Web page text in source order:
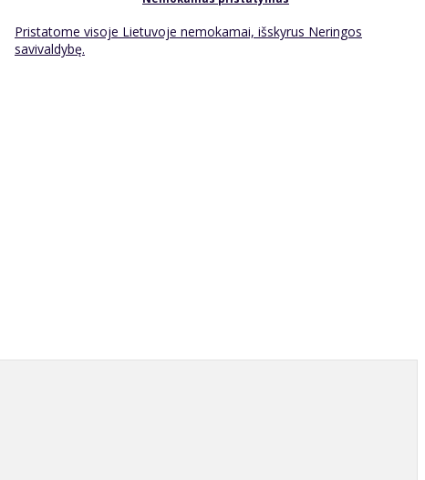
Pristatome visoje Lietuvoje nemokamai, išskyrus Neringos
savivaldybę.